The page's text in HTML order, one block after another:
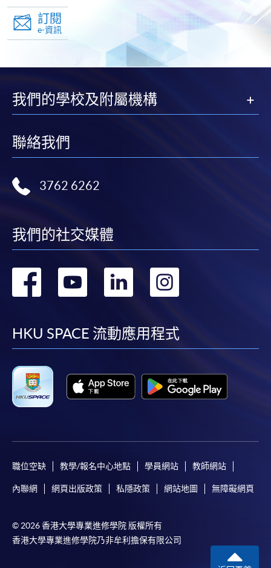
訂閱
e-資訊
我們的學校及附屬機構
聯絡我們
3762 6262
我們的社交媒體
轉
facebook
轉
youtube
轉
linkedin
轉
HKU SPACE 流動應用程式
職位空缺 教學/報名中心地點 學員網站 教師網站
內聯網 網頁出版政策 私隱政策 網站地圖 無障礙網頁
© 2026 香港大學專業進修學院 版權所有
香港大學專業進修學院乃非牟利擔保有限公司